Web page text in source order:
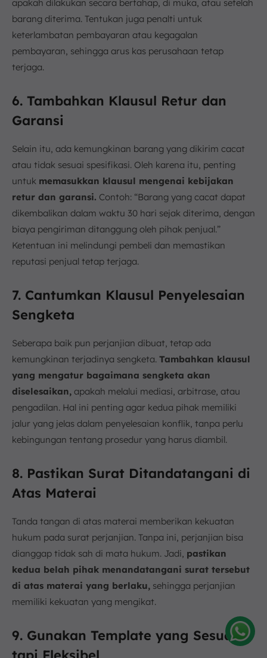
apakah dilakukan secara bertahap, di muka, atau setelah
barang diterima. Tentukan juga penalti untuk
keterlambatan pembayaran atau kegagalan
pembayaran, sehingga arus kas perusahaan tetap
terjaga.
6. Tambahkan Klausul Retur dan
Garansi
Selain itu, ada kemungkinan barang yang dikirim cacat
atau tidak sesuai spesifikasi. Oleh karena itu, penting
untuk memasukkan klausul mengenai kebijakan
retur dan garansi. Contoh: “Barang yang cacat dapat
dikembalikan dalam waktu 30 hari sejak diterima, dengan
biaya pengiriman ditanggung oleh pihak penjual.”
Ketentuan ini melindungi pembeli dan memastikan
reputasi penjual tetap terjaga.
7. Cantumkan Klausul Penyelesaian
Sengketa
Seberapa baik pun perjanjian dibuat, tetap ada
kemungkinan terjadinya sengketa. Tambahkan klausul
yang mengatur bagaimana sengketa akan
diselesaikan, apakah melalui mediasi, arbitrase, atau
pengadilan. Hal ini penting agar kedua pihak memiliki
jalur yang jelas dalam penyelesaian konflik, tanpa perlu
kebingungan tentang prosedur yang harus diambil.
8. Pastikan Surat Ditandatangani di
Atas Materai
Tanda tangan di atas materai memberikan kekuatan
hukum pada surat perjanjian. Tanpa ini, perjanjian bisa
dianggap tidak sah di mata hukum. Jadi, pastikan
kedua belah pihak menandatangani surat tersebut
di atas materai yang berlaku, sehingga perjanjian
memiliki kekuatan yang mengikat.
9. Gunakan Template yang Sesuai,